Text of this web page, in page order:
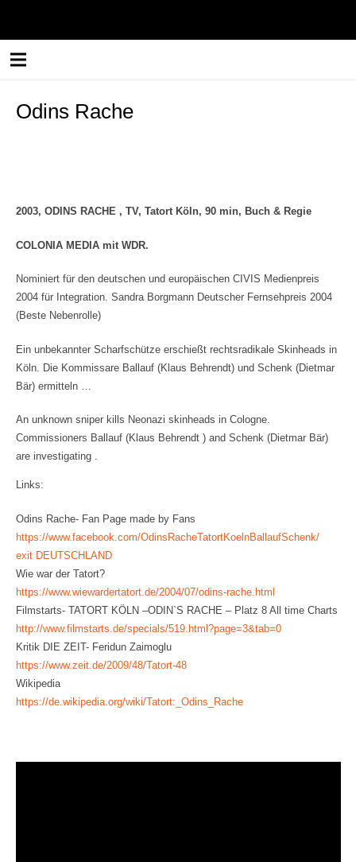
Odins Rache
2003, ODINS RACHE , TV, Tatort Köln, 90 min, Buch & Regie
COLONIA MEDIA mit WDR.
Nominiert für den deutschen und europäischen CIVIS Medienpreis
2004 für Integration. Sandra Borgmann Deutscher Fernsehpreis 2004
(Beste Nebenrolle)
Ein unbekannter Scharfschütze erschießt rechtsradikale Skinheads in
Köln. Die Kommissare Ballauf (Klaus Behrendt) und Schenk (Dietmar
Bär) ermitteln …
An unknown sniper kills Neonazi skinheads in Cologne.
Commissioners Ballauf (Klaus Behrendt ) and Schenk (Dietmar Bär)
are investigating .
Links:
Odins Rache- Fan Page made by Fans
https://www.facebook.com/OdinsRacheTatortKoelnBallaufSchenk/
exit DEUTSCHLAND
Wie war der Tatort?
https://www.wiewardertatort.de/2004/07/odins-rache.html
Filmstarts- TATORT KÖLN –ODIN`S RACHE – Platz 8 All time Charts
http://www.filmstarts.de/specials/519.html?page=3&tab=0
Kritik DIE ZEIT- Feridun Zaimoglu
https://www.zeit.de/2009/48/Tatort-48
Wikipedia
https://de.wikipedia.org/wiki/Tatort:_Odins_Rache